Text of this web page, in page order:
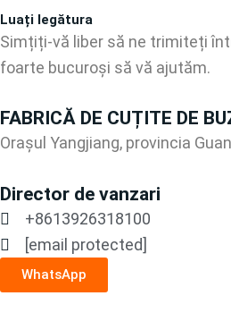
Luați legătura
Simțiți-vă liber să ne trimiteți
foarte bucuroși să vă ajutăm.
FABRICĂ DE CUȚITE DE
Orașul Yangjiang, provincia
Director de vanzari
+8613926318100
[email protected]
WhatsApp